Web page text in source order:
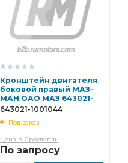
Кронштейн двигателя
боковой правый МАЗ-
МАН ОАО МАЗ 643021-
1001044
643021-1001044
Под заказ
Цена в Ярославль
По запросу